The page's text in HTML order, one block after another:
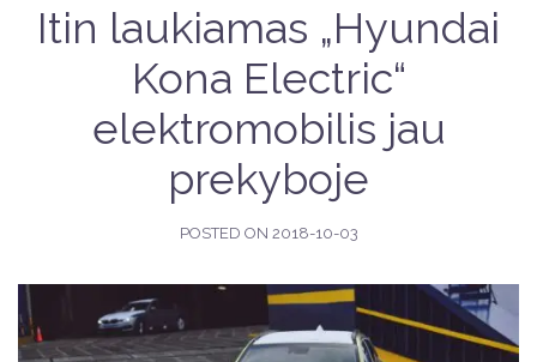
Itin laukiamas „Hyundai
Kona Electric“
elektromobilis jau
prekyboje
POSTED ON 2018-10-03